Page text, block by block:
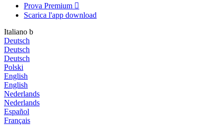
Prova Premium 
Scarica l'app download
Italiano b
Deutsch
Deutsch
Deutsch
Polski
English
English
Nederlands
Nederlands
Español
Français